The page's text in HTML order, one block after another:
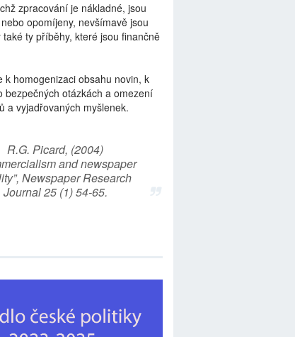
zpracování je nákladné, jsou
opomíjeny, nevšímavě jsou
ty příběhy, které jsou finančně
k homogenizaci obsahu novin, k
bezpečných otázkách a omezení
a vyjadřovaných myšlenek.
R.G. Picard, (2004)
and newspaper
Newspaper Research
Journal 25 (1) 54-65.